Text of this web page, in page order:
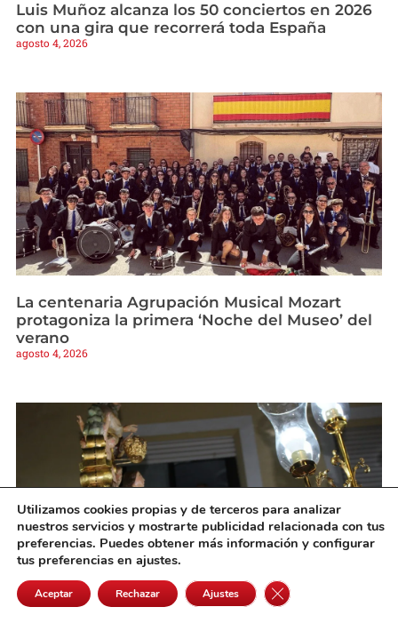
Luis Muñoz alcanza los 50 conciertos en 2026
con una gira que recorrerá toda España
agosto 4, 2026
La centenaria Agrupación Musical Mozart
protagoniza la primera ‘Noche del Museo’ del
verano
agosto 4, 2026
La Virgen de los Ángeles volvió a emocionar a
Utilizamos cookies propias y de terceros para analizar
nuestros servicios y mostrarte publicidad relacionada con tus
preferencias. Puedes obtener más información y configurar
tus preferencias en ajustes.
Aceptar Rechazar Ajustes Cerrar el banner de